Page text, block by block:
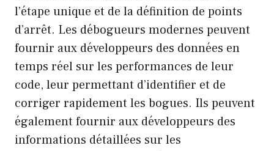
l’étape unique et de la définition de points
d’arrêt. Les débogueurs modernes peuvent
fournir aux développeurs des données en
temps réel sur les performances de leur
code, leur permettant d’identifier et de
corriger rapidement les bogues. Ils peuvent
également fournir aux développeurs des
informations détaillées sur les